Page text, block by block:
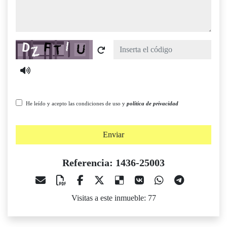
Captcha
He leído y acepto las condiciones de uso y política de privacidad
Enviar
Referencia: 1436-25003
Visitas a este inmueble: 77